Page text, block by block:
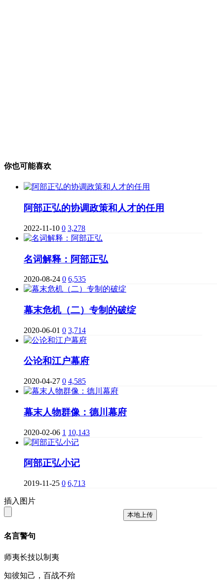
你也可能喜欢
阿部正弘的协调政策和人才的任用
2022-11-10 0 3,278
名词解释：阿部正弘
2020-08-24 0 6,535
幕末危机（二）专制的破绽
2020-06-01 0 3,714
公论和江户幕府
2020-04-27 0 4,585
幕末人物群像：德川幕府
2020-02-06 1 10,143
阿部正弘小记
2019-11-25 0 6,713
插入图片
本地上传
名言警句
师夷长技以制夷
知彼知己，百战不殆